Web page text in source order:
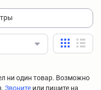
ни один товар. Возможно
Звоните или пишите на